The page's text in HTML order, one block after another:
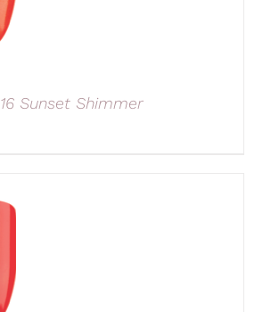
16 Sunset Shimmer